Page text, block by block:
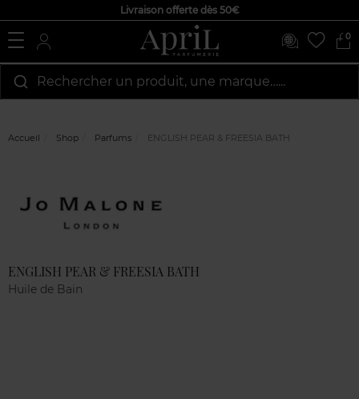
Livraison offerte dès 50€
0
Rechercher un produit, une marque…...
Accueil Shop Parfums ENGLISH PEAR & FREESIA BATH
ENGLISH PEAR & FREESIA BATH
Huile de Bain